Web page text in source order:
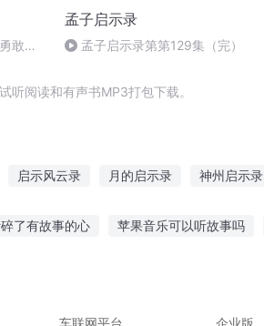
敢传
孟子启示录
孟子启示录第第129集（完）
听阅读和有声书MP3打包下载。
启示风云录 月的启示录 神州启示录
了有故事的心 苹果音乐可以听故事吗
车联网平台 企业版